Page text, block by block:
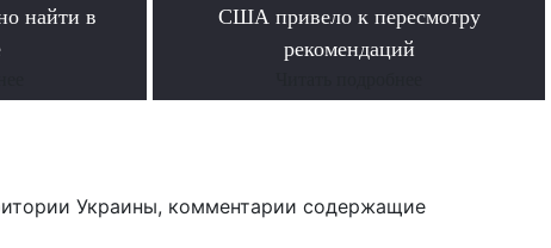
найти в
США привело к пересмотру
рекомендаций
Украины, комментарии содержащие